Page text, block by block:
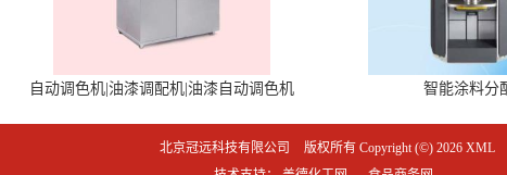
自动调色机|油漆调配机|油漆自动调色机 智能涂料分
北京冠远科技有限公司 版权所有 Copyright (©) 2026 XML